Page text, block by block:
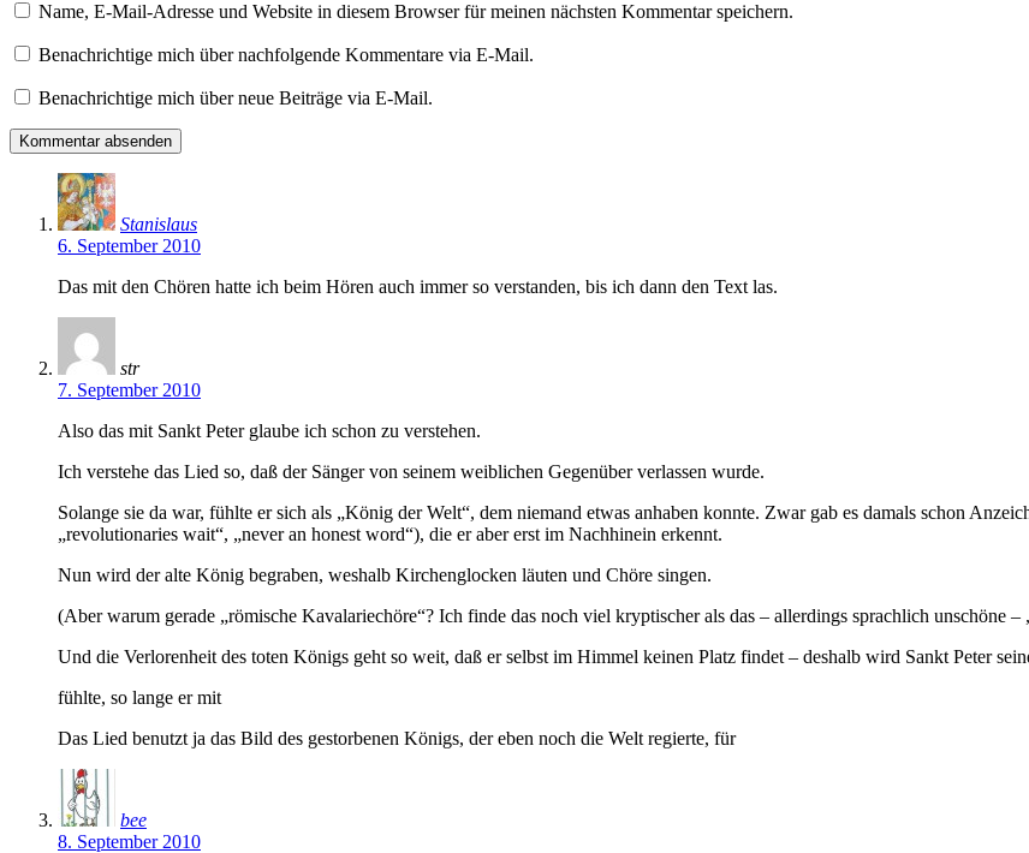
Name, E-Mail-Adresse und Website in diesem Browser für meinen nächsten Kommentar speichern.
Benachrichtige mich über nachfolgende Kommentare via E-Mail.
Benachrichtige mich über neue Beiträge via E-Mail.
Stanislaus
6. September 2010
Das mit den Chören hatte ich beim Hören auch immer so verstanden, bis ich dann den Text las.
str
7. September 2010
Also das mit Sankt Peter glaube ich schon zu verstehen.
Ich verstehe das Lied so, daß der Sänger von seinem weiblichen Gegenüber verlassen wurde.
Solange sie da war, fühlte er sich als „König der Welt“, dem niemand etwas anhaben konnte. Zwar gab es damals schon
„revolutionaries wait“, „never an honest word“), die er aber erst im Nachhinein erkennt.
Nun wird der alte König begraben, weshalb Kirchenglocken läuten und Chöre singen.
(Aber warum gerade „römische Kavalariechöre“? Ich finde das noch viel kryptischer als das – allerdings sprachlich unschöne
Und die Verlorenheit des toten Königs geht so weit, daß er selbst im Himmel keinen Platz findet – deshalb wird Sankt Peter
fühlte, so lange er mit
Das Lied benutzt ja das Bild des gestorbenen Königs, der eben noch die Welt regierte, für
bee
8. September 2010